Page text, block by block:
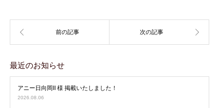
最近のお知らせ
アニー日向岡II 様 掲載いたしました！
2026.08.06